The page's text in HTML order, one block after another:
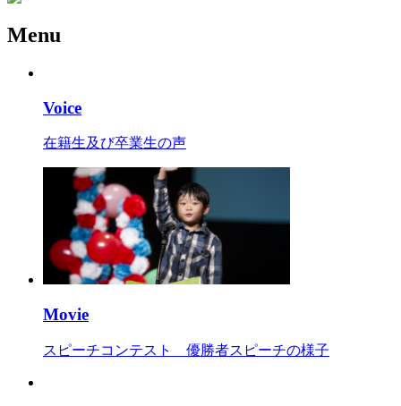
Menu
Voice
在籍生及び卒業生の声
Movie
スピーチコンテスト 優勝者スピーチの様子